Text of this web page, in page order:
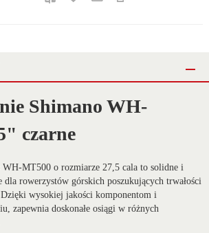
Shimano WH-
czarne
WH-MT500 o rozmiarze 27,5 cala to solidne i
dla rowerzystów górskich poszukujących trwałości
wysokiej jakości komponentom i
zapewnia doskonałe osiągi w różnych